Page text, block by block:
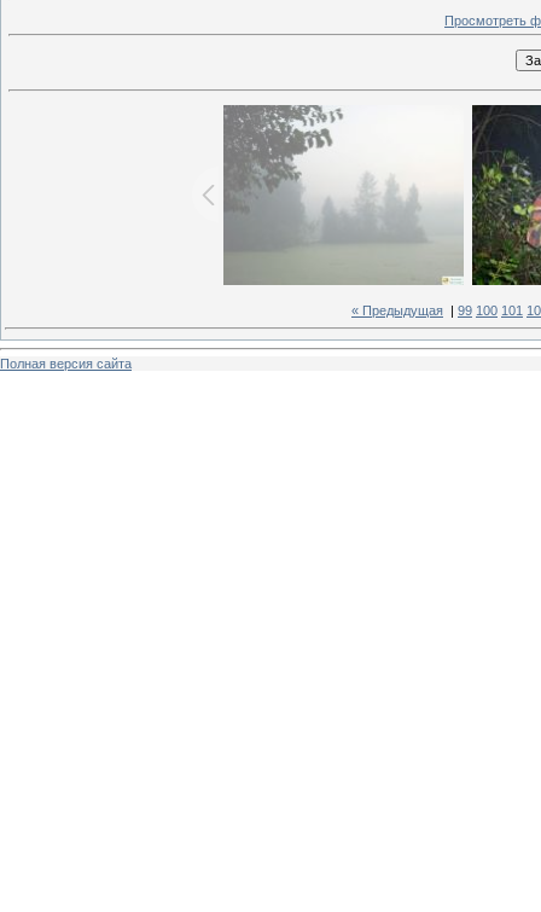
Просмотреть
« Предыдущая | 99 100 101
Полная версия сайта